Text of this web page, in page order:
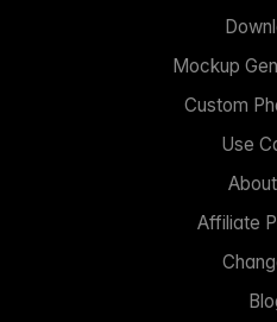
Mockup
Custom
Use
Affiliate